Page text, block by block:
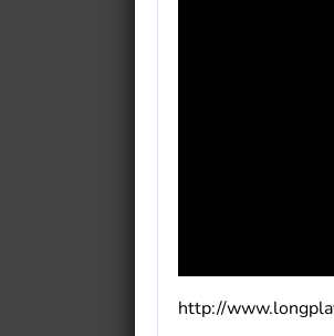
http://